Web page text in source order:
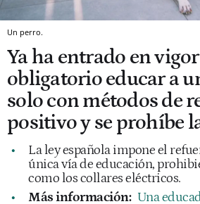
Un perro.
Ya ha entrado en
obligatorio educar a
solo con métodos de
positivo y se prohíbe
La ley española impone el
única vía de educación,
como los collares eléctricos.
Más información: Una